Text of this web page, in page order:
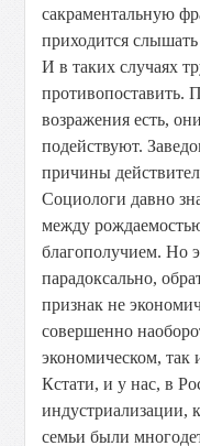
сакраментальную
приходится
И в таких случаях
противопоставить.
возражения есть,
подействуют.
причины
Социологи давно
между
благополучием. Но
парадоксально,
признак не
совершенно
экономическом,
Кстати, и у нас, в
индустриализации,
семьи были